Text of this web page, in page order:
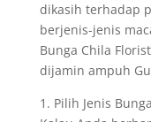
dikasih terhadap
berjenis-jenis
Bunga Chila
dijamin ampuh
1. Pilih Jenis